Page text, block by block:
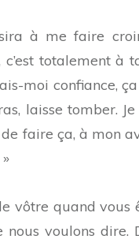
à me faire
totalement à
moi confiance,
laisse tomber.
faire ça, à mon
vôtre quand vous
voulons dire.